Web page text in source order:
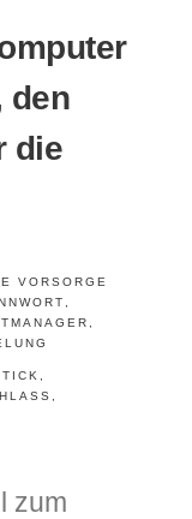
den
die
VORSORGE
zum